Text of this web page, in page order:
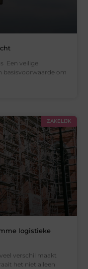
Een veilige
basisvoorwaarde om
ZAKELIJK
logistieke
verschil maakt
het niet alleen